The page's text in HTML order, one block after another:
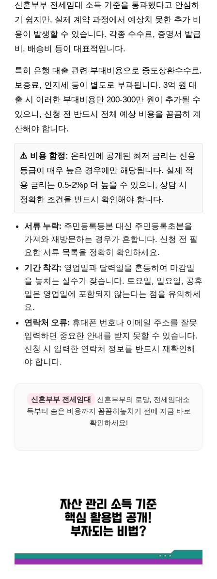
신혼부부 전세임대 소득 기준을 통과했다고 안심하
기 쉽지만, 실제 계약 과정에서 예상치 못한 추가 비
용이 발생할 수 있습니다. 각종 수수료, 증명서 발급
비, 배송비 등이 대표적입니다.
특히 은행 대출 관련 부대비용으로 중도상환수수료,
보증료, 인지세 등이 별도로 부과됩니다. 3억 원 대
출 시 이러한 부대비용만 200-300만 원이 추가될 수
있으니, 신청 전 반드시 전체 예상 비용을 꼼꼼히 계
산해야 합니다.
⚠️ 비용 함정: 온라인에 공개된 최저 금리는 신용
등급이 매우 높은 경우에만 해당됩니다. 실제 적
용 금리는 0.5-2%p 더 높을 수 있으니, 상담 시
정확한 조건을 반드시 확인해야 합니다.
서류 누락: 주민등록등본 대신 주민등록초본을
가져와 재방문하는 경우가 흔합니다. 신청 전 필
요한 서류 목록을 정확히 확인하세요.
기간 착각: 영업일과 달력일을 혼동하여 마감일
을 놓치는 실수가 잦습니다. 토요일, 일요일, 공휴
일은 영업일에 포함되지 않는다는 점을 유의하세
요.
연락처 오류: 휴대폰 번호나 이메일 주소를 잘못
입력하면 중요한 안내를 받지 못할 수 있습니다.
신청 시 입력한 연락처 정보를 반드시 재확인해
야 합니다.
신혼부부 전세임대
신혼부부의 로망, 전세임대소
득부터 숨은 비용까지 꼼꼼히놓치기 전에 지금 바로
확인하세요!